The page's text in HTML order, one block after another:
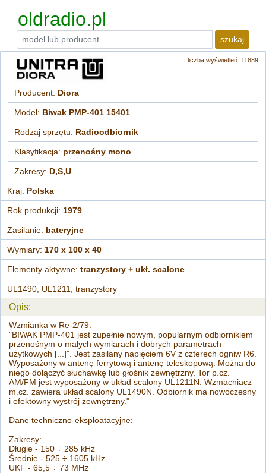
oldradio.pl
szukaj
liczba wyświetleń: 11889
Producent: Diora
Model: Biwak PMP-401 15401
Rodzaj sprzętu: Radioodbiornik
Klasyfikacja: przenośny mono
Zakresy: D,S,U
Kraj: Polska
Rok produkcji: 1979
Zasilanie: bateryjne
Wymiary: 170 x 100 x 40
Elementy aktywne:tranzystory + ukł. scalone
UL1490, UL1211, tranzystory
Opis:
Wzmianka w Re-2/79:
"BIWAK PMP-401 jest zupełnie nowym, popularnym odbiornikiem
przenośnym o małych wymiarach i dobrych parametrach
użytkowych [...]". Jest zasilany napięciem 6V z czterech ogniw R6.
Wyposażony w antenę ferrytową i antenę teleskopową. Można do
niego dołączyć słuchawkę lub głośnik zewnętrzny. Tor p.cz.
AM/FM jest wyposażony w układ scalony UL1211N. Wzmacniacz
m.cz. zawiera układ scalony UL1490N. Odbiornik ma nowoczesny
i efektowny wystrój zewnętrzny."
Dane techniczno-eksploatacyjne:
Zakresy:
Długie - 150 ÷ 285 kHz
Średnie - 525 ÷ 1605 kHz
UKF - 65,5 ÷ 73 MHz